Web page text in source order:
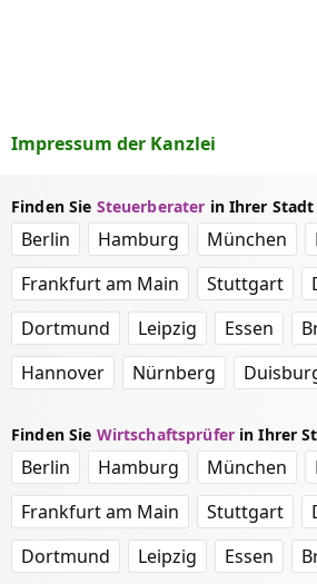
Impressum der Kanzlei
Finden Sie Steuerberater in Ihrer Stadt
Berlin Hamburg München
Frankfurt am Main
Stuttgart
Dortmund
Leipzig Essen
Hannover
Nürnberg
Finden Sie Wirtschaftsprüferin Ihrer
Berlin Hamburg München
Frankfurt am Main
Stuttgart
Dortmund
Leipzig Essen